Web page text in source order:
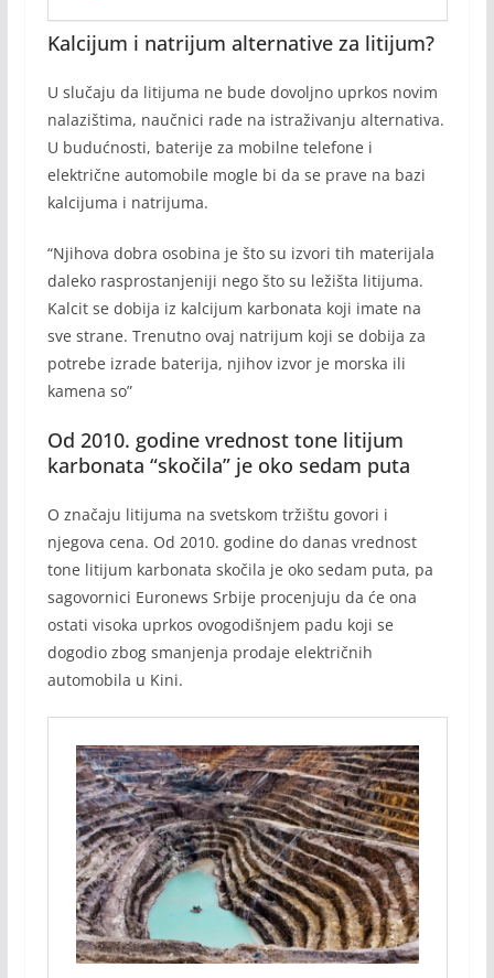
Kalcijum i natrijum alternative za litijum?
U slučaju da litijuma ne bude dovoljno uprkos novim
nalazištima, naučnici rade na istraživanju alternativa.
U budućnosti, baterije za mobilne telefone i
električne automobile mogle bi da se prave na bazi
kalcijuma i natrijuma.
“Njihova dobra osobina je što su izvori tih materijala
daleko rasprostanjeniji nego što su ležišta litijuma.
Kalcit se dobija iz kalcijum karbonata koji imate na
sve strane. Trenutno ovaj natrijum koji se dobija za
potrebe izrade baterija, njihov izvor je morska ili
kamena so”
Od 2010. godine vrednost tone litijum
karbonata “skočila” je oko sedam puta
O značaju litijuma na svetskom tržištu govori i
njegova cena. Od 2010. godine do danas vrednost
tone litijum karbonata skočila je oko sedam puta, pa
sagovornici Euronews Srbije procenjuju da će ona
ostati visoka uprkos ovogodišnjem padu koji se
dogodio zbog smanjenja prodaje električnih
automobila u Kini.